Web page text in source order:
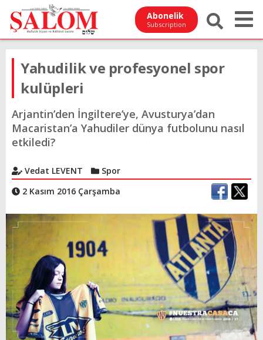
Abonelik
Subscription
Yahudilik ve profesyonel spor
kulüpleri
Arjantin’den İngiltere’ye, Avusturya’dan
Macaristan’a Yahudiler dünya futbolunu nasıl
etkiledi?
Vedat LEVENT
Spor
2 Kasım 2016 Çarşamba